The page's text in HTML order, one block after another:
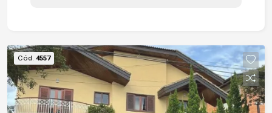
apoio, piscina, ampla varanda, entrada de serviço.
3 suítes moduladas, 1 sendo máster com closet,
duas duchas e duas cubas, casa toda em
porcelanato e excelente acabamento. Garagem
coberta para 2 veículos, com possibilidade de
Cód. 4557